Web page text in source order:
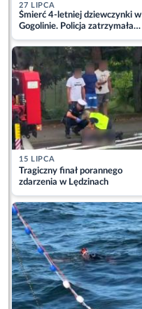
27 LIPCA
Śmierć 4-letniej dziewczynki w
Gogolinie. Policja zatrzymała
matkę
15 LIPCA
Tragiczny finał porannego
zdarzenia w Lędzinach